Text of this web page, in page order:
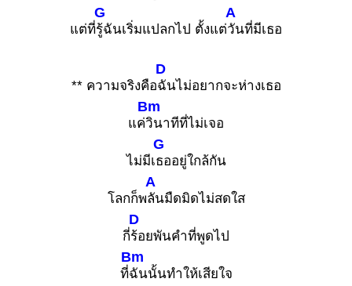
แต่ที่
G
รู้ฉันเริ่มแปลกไป ตั้งแต่
A
วันที่มีเธอ
** ความจริงคือ
D
ฉันไม่อยากจะห่างเธอ
แค่
Bm
วินาทีที่ไม่เจอ
ไม่มีเ
G
ธออยู่ใกล้กัน
โลกก็พ
A
ลันมืดมิดไม่สดใส
กี่
D
ร้อยพันคำที่พูดไป
ที่
Bm
ฉันนั้นทำให้เสียใจ